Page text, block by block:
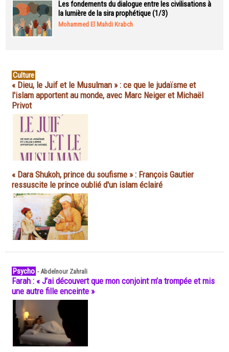
Les fondements du dialogue entre les civilisations à
la lumière de la sira prophétique (1/3)
Mohammed El Mahdi Krabch
Culture
« Dieu, le Juif et le Musulman » : ce que le judaïsme et
l'islam apportent au monde, avec Marc Neiger et Michaël
Privot
« Dara Shukoh, prince du soufisme » : François Gautier
ressuscite le prince oublié d'un islam éclairé
Psycho -Abdelnour Zahrali
Farah : « J’ai découvert que mon conjoint m’a trompée et mis
une autre fille enceinte »